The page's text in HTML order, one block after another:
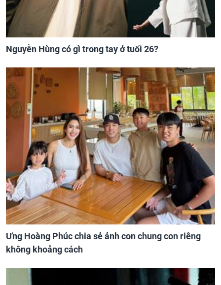
Nguyễn Hùng có gì trong tay ở tuổi 26?
Ưng Hoàng Phúc chia sẻ ảnh con chung con riêng
không khoảng cách